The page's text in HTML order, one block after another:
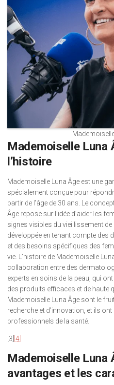
Mademoiselle Luna
l’histoire
Mademoiselle Luna Âge est une
spécialement conçue pour
partir de l’âge de 30 ans. Le
Âge repose sur l’idée d’aider les
signes visibles du vieillissement de
développée en tenant compte des
et des besoins spécifiques des
vie. L’histoire de Mademoiselle
collaboration entre des
experts en soins de la peau, qui
des produits efficaces et de haute
Mademoiselle Luna Âge sont le
recherche et d’innovation, et ils
professionnels de la santé.
[3] [4]
Mademoiselle Luna
avantages et les